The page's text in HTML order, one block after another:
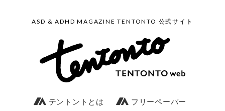
ASD & ADHD MAGAZINE TENTONTO 公式サイト
テントントとは フリーペーパー